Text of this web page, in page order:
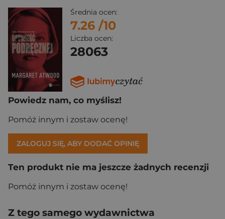
Średnia ocen:
7.26 /10
Liczba ocen:
28063
Powiedz nam, co myślisz!
Pomóż innym i zostaw ocenę!
ZALOGUJ SIĘ, ABY DODAĆ OPINIĘ
Ten produkt nie ma jeszcze żadnych recenzji
Pomóż innym i zostaw ocenę!
Z tego samego wydawnictwa